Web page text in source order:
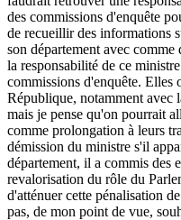
des commissions d'enquête
de recueillir des informations
son département avec comme
la responsabilité de ce
commissions d'enquête. Elles
République, notamment avec
mais je pense qu'on pourrait
comme prolongation à leurs
démission du ministre s'il
département, il a commis des
revalorisation du rôle du
d'atténuer cette pénalisation
pas, de mon point de vue,